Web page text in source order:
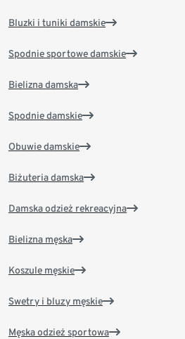
Bluzki i tuniki damskie
Spodnie sportowe damskie
Bielizna damska
Spodnie damskie
Obuwie damskie
Biżuteria damska
Damska odzież rekreacyjna
Bielizna męska
Koszule męskie
Swetry i bluzy męskie
Męska odzież sportowa